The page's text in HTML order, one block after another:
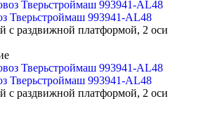
Тверьстроймаш 993941-AL48
с раздвижной платформой, 2 оси
Тверьстроймаш 993941-AL48
с раздвижной платформой, 2 оси